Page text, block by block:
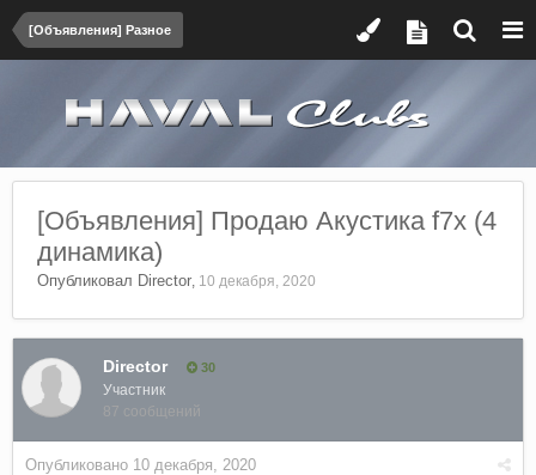
[Объявления] Разное
[Объявления] Продаю Акустика f7x (4
динамика)
Опубликовал Director, 10 декабря, 2020
Director 30
Участник
87 сообщений
Опубликовано 10 декабря, 2020